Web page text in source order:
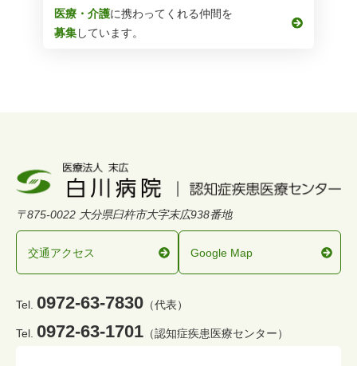
医療・介護に携わってくれる仲間を
募集しています。
〒875-0022 大分県臼杵市大字末広938番地
交通アクセス Google Map
Tel. 0972-63-7830 （代表）
Tel. 0972-63-1701 （認知症疾患医療センター）